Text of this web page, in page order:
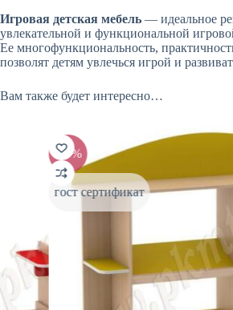
Игровая детская мебель — идеальное
увлекательной и функциональной
Ее многофункциональность,
позволят детям увлечься игрой и
Вам также будет интересно…
-10%
гост сертификат